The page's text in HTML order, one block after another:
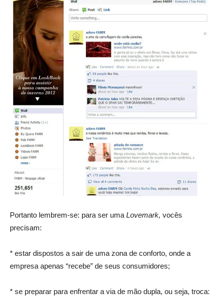
Portanto lembrem-se: para ser umaLovemark, vocês
precisam:
* estar dispostos a sair de uma zona de conforto, onde a
empresa apenas “recebe” de seus consumidores;
* se preparar para enfrentar a via de mão dupla, ou seja, troca: